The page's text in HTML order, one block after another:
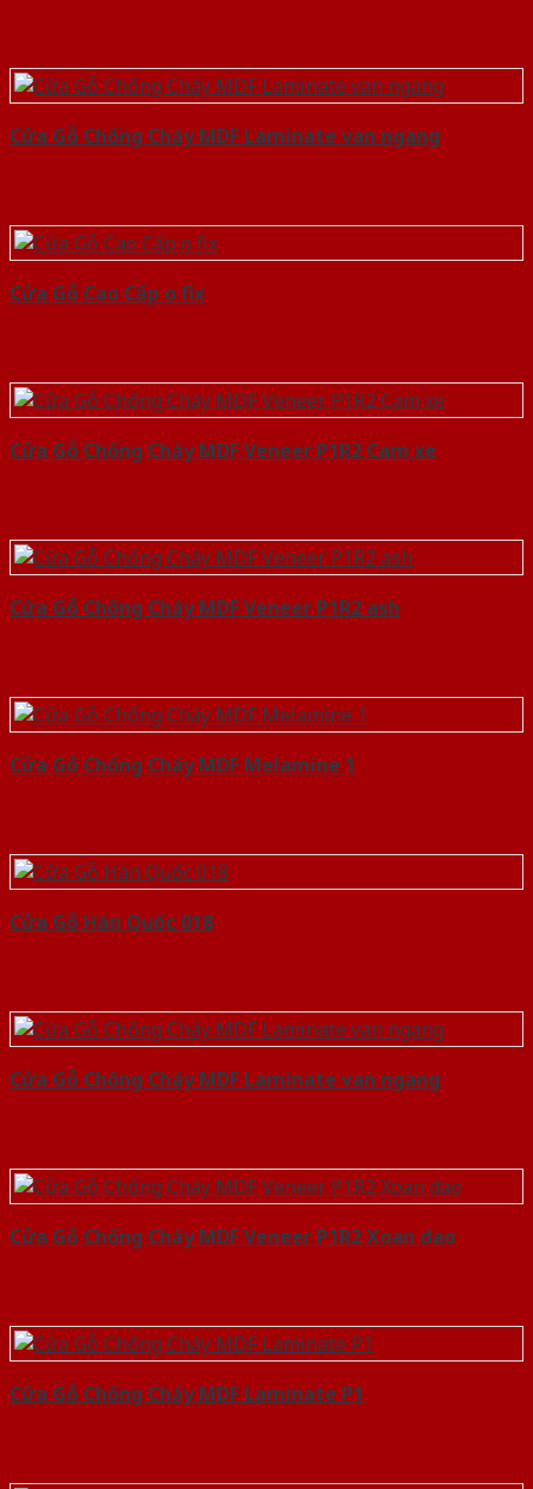
Cửa Gỗ Chống Cháy MDF Laminate van ngang
Cửa Gỗ Cao Cấp o fix
Cửa Gỗ Chống Cháy MDF Veneer P1R2 Cam xe
Cửa Gỗ Chống Cháy MDF Veneer P1R2 ash
Cửa Gỗ Chống Cháy MDF Melamine 1
Cửa Gỗ Hàn Quốc 018
Cửa Gỗ Chống Cháy MDF Laminate van ngang
Cửa Gỗ Chống Cháy MDF Veneer P1R2 Xoan dao
Cửa Gỗ Chống Cháy MDF Laminate P1